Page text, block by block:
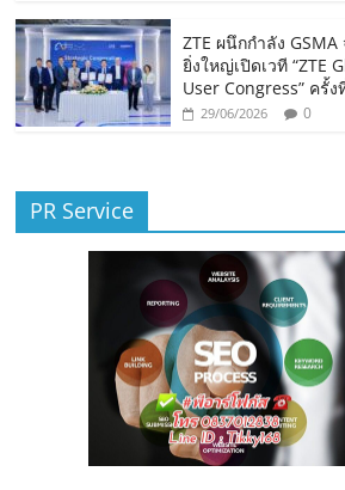
ZTE ผนึกกำลัง
ยิ่งใหญ่เปิดเวที “ZTE
User Congress” ครั้ง
29/06/2026 0
PR Service